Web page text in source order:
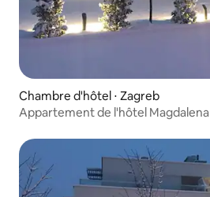
Chambre d'hôtel ⋅ Zagreb
Appartement de l'hôtel Magdalena